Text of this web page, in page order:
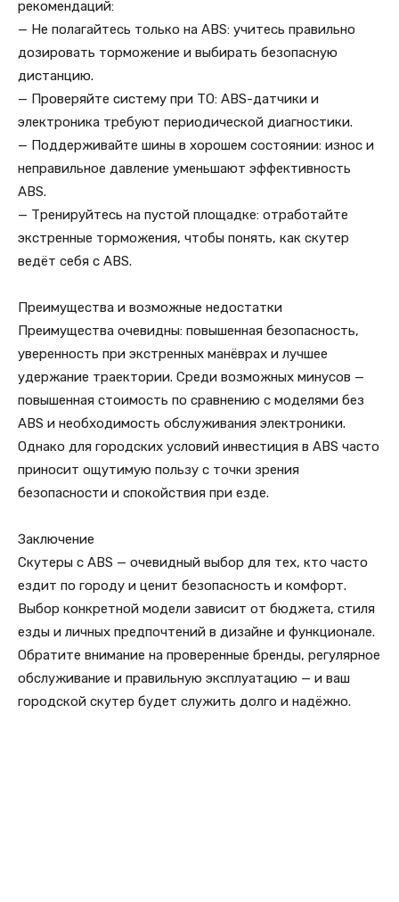
рекомендаций:
— Не полагайтесь только на ABS: учитесь правильно
дозировать торможение и выбирать безопасную
дистанцию.
— Проверяйте систему при ТО: ABS-датчики и
электроника требуют периодической диагностики.
— Поддерживайте шины в хорошем состоянии: износ и
неправильное давление уменьшают эффективность
ABS.
— Тренируйтесь на пустой площадке: отработайте
экстренные торможения, чтобы понять, как скутер
ведёт себя с ABS.
Преимущества и возможные недостатки
Преимущества очевидны: повышенная безопасность,
уверенность при экстренных манёврах и лучшее
удержание траектории. Среди возможных минусов —
повышенная стоимость по сравнению с моделями без
ABS и необходимость обслуживания электроники.
Однако для городских условий инвестиция в ABS часто
приносит ощутимую пользу с точки зрения
безопасности и спокойствия при езде.
Заключение
Скутеры с ABS — очевидный выбор для тех, кто часто
ездит по городу и ценит безопасность и комфорт.
Выбор конкретной модели зависит от бюджета, стиля
езды и личных предпочтений в дизайне и функционале.
Обратите внимание на проверенные бренды, регулярное
обслуживание и правильную эксплуатацию — и ваш
городской скутер будет служить долго и надёжно.